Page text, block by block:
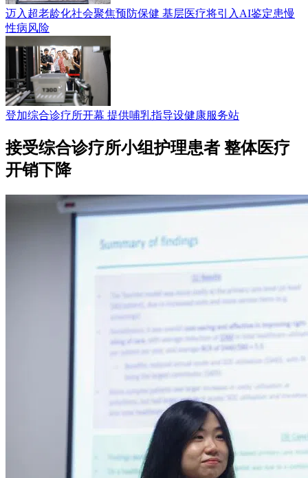
迈入超老龄化社会聚焦预防保健 基层医疗将引入AI鉴定患慢
性病风险
登加综合诊疗所开幕 提供哺乳指导设健康服务站
接受综合诊疗所小组护理患者 整体医疗
开销下降